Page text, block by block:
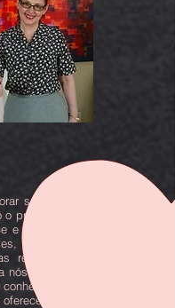
se inscrevendo no nosso
programa para as pessoas
e curtindo os programas e
compartilhando nosso
redes sociais. Isto é de
nós e também para aquelas
e ter acesso a tudo
Veja os links